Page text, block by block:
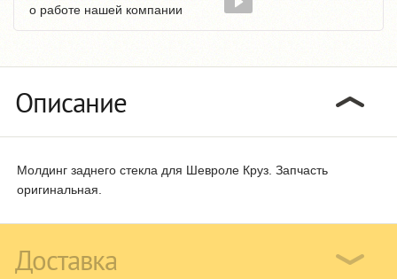
о работе нашей компании
Описание
Молдинг заднего стекла для Шевроле Круз. Запчасть
оригинальная.
Доставка